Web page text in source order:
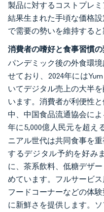
製品に対するコストプレ
結果生まれた手頃な価格
で需要の勢いを維持すると
消費者の嗜好と食事習慣
パンデミック後の外食環
せており、2024年には
いてデジタル売上の大半
います。消費者が利便性
中、中国食品流通協会に
年に5,000億人民元を超え
ニアル世代は共同食事を
するデジタル予約を好み
に、茶系飲料、低糖デザ
めています。フルサービ
フードコーナーなどの体
に新鮮さを提供します。